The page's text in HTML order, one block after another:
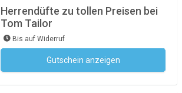
Herrendüfte zu tollen Preisen bei
Tom Tailor
Bis auf Widerruf
Gutschein anzeigen